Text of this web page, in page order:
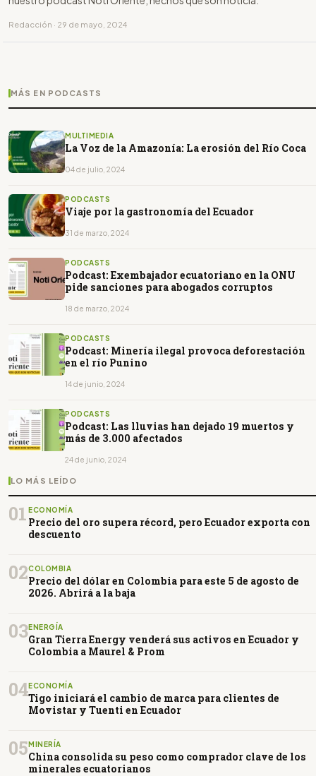
Redacción · 29 de mayo, 2024
MÁS EN PODCASTS
MULTIMEDIA
La Voz de la Amazonía: La erosión del Río Coca
04 de julio, 2024
PODCASTS
Viaje por la gastronomía del Ecuador
31 de marzo, 2024
PODCASTS
Podcast: Exembajador ecuatoriano en la ONU
pide sanciones para abogados corruptos
18 de marzo, 2024
PODCASTS
Podcast: Minería ilegal provoca deforestación
en el río Punino
14 de junio, 2024
PODCASTS
Podcast: Las lluvias han dejado 19 muertos y
más de 3.000 afectados
24 de junio, 2024
LO MÁS LEÍDO
01 ECONOMÍA
Precio del oro supera récord, pero Ecuador exporta con
descuento
02COLOMBIA
Precio del dólar en Colombia para este 5 de agosto de
2026. Abrirá a la baja
03ENERGÍA
Gran Tierra Energy venderá sus activos en Ecuador y
Colombia a Maurel & Prom
04ECONOMÍA
Tigo iniciará el cambio de marca para clientes de
Movistar y Tuenti en Ecuador
05MINERÍA
China consolida su peso como comprador clave de los
minerales ecuatorianos